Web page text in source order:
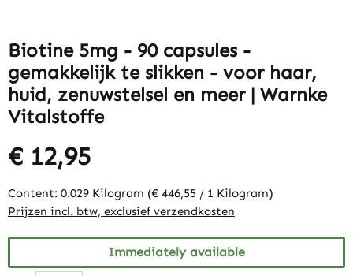
Biotine 5mg - 90 capsules -
gemakkelijk te slikken - voor haar,
huid, zenuwstelsel en meer | Warnke
Vitalstoffe
€ 12,95
Content: 0.029 Kilogram (€ 446,55 / 1 Kilogram)
Prijzen incl. btw, exclusief verzendkosten
Immediately available